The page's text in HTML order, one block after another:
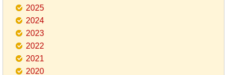
2025
2024
2023
2022
2021
2020